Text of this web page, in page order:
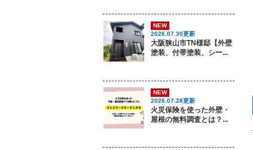
NEW
2026.07.30更新
大阪狭山市TN様邸【外壁
塗装、付帯塗装、シー...
NEW
2026.07.28更新
火災保険を使った外壁・
屋根の無料調査とは？...